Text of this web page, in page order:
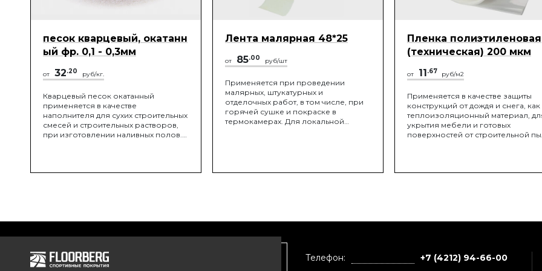
песок кварцевый, окатанн
ый фр. 0,1 - 0,3мм
от 32.20 руб/кг.
Кварцевый песок окатанный
применяется в качестве
наполнителя для сухих строительных
смесей и строительных растворов,
при изготовлении наливных полов.
спортивных площадок, полей для
Лента малярная 48*25
от 85.00 руб/шт
Применяется при проведении
малярных, штукатурных и
отделочных работ, в том числе, при
горячей сушке и покраске в
термокамерах. Для локальной
Пленка полиэтиленовая
(техническая) 200 мкм
от 11.67 руб/м2
Применяется в качестве защиты
конструкций от дождя и снега, как
теплоизоляционный материал,
укрытия мебели и готовых
поверхностей от строительной
Телефон: +7 (4212) 94-66-00